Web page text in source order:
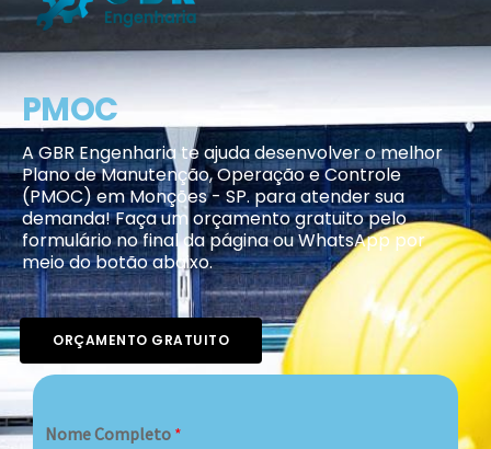
PMOC
A GBR Engenharia te ajuda desenvolver o melhor
Plano de Manutenção, Operação e Controle
(PMOC) em Monções - SP. para atender sua
demanda! Faça um orçamento gratuito pelo
formulário no final da página ou WhatsApp por
meio do botão abaixo.
ORÇAMENTO GRATUITO
Nome Completo *